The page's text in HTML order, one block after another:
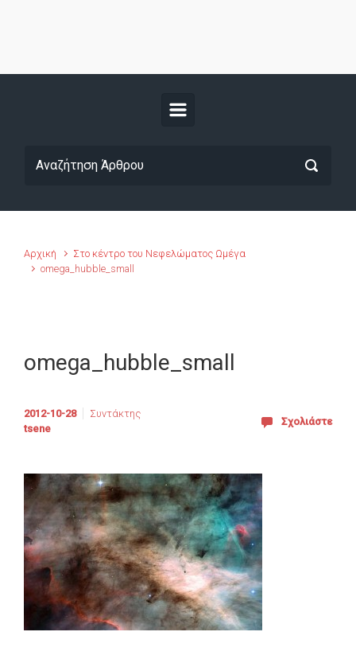
Αρχική
Στο κέντρο του Νεφελώματος Ωμέγα
omega_hubble_small
omega_hubble_small
2012-10-28
Συντάκτης
tsene
Σχολιάστε